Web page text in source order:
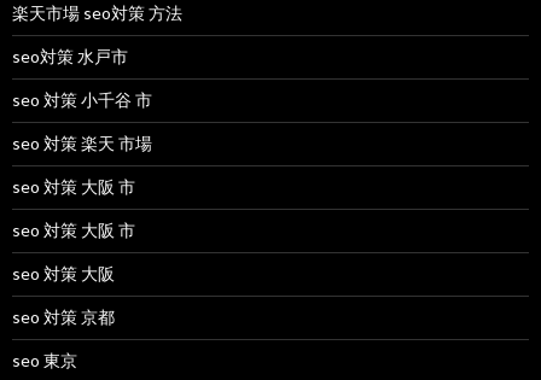
楽天市場 seo対策 方法
seo対策 水戸市
seo 対策 小千谷 市
seo 対策 楽天 市場
seo 対策 大阪 市
seo 対策 大阪 市
seo 対策 大阪
seo 対策 京都
seo 東京